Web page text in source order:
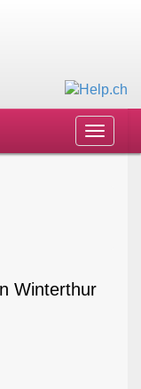
Toggle
Winterthur